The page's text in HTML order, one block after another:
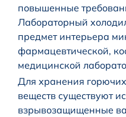
повышенные
Лабораторный
предмет интерьера
фармацевтической,
медицинской
Для хранения
веществ существуют
взрывозащищенные